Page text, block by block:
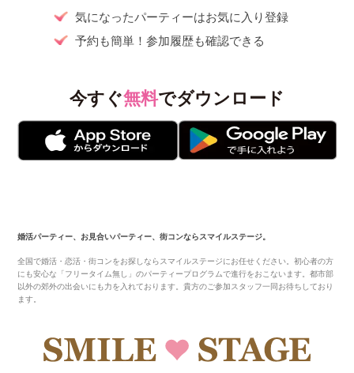
気になったパーティーはお気に入り登録
予約も簡単！参加履歴も確認できる
今すぐ無料でダウンロード
婚活パーティー、お見合いパーティー、街コンならスマイルステージ。
全国で婚活・恋活・街コンをお探しならスマイルステージにお任せください。初心者の方
にも安心な「フリータイム無し」のパーティープログラムで進行をおこないます。都市部
以外の郊外の出会いにも力を入れております。貴方のご参加スタッフ一同お待ちしており
ます。